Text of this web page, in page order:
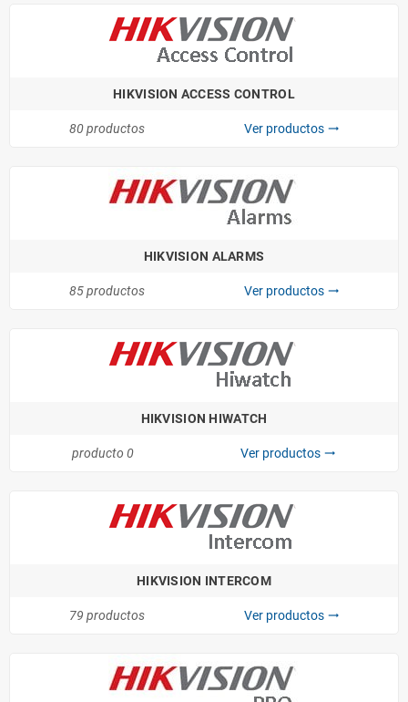
HIKVISION ACCESS CONTROL
80 productos Ver productos trending_flat
HIKVISION ALARMS
85 productos Ver productos trending_flat
HIKVISION HIWATCH
producto 0 Ver productos trending_flat
HIKVISION INTERCOM
79 productos Ver productos trending_flat